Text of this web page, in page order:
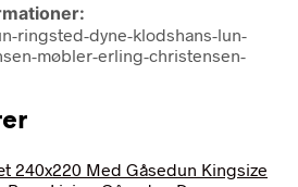
ringsted-dyne-klodshans-lun-
møbler-erling-christensen-